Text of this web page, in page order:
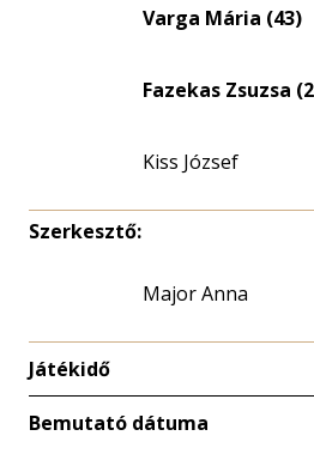
Varga Mária (43)
Fazekas Zsuzsa
Kiss József
Szerkesztő:
Major Anna
Játékidő
Bemutató dátuma